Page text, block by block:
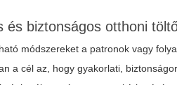
és biztonságos otthoni
módszereket a patronok vagy
a cél az, hogy gyakorlati,